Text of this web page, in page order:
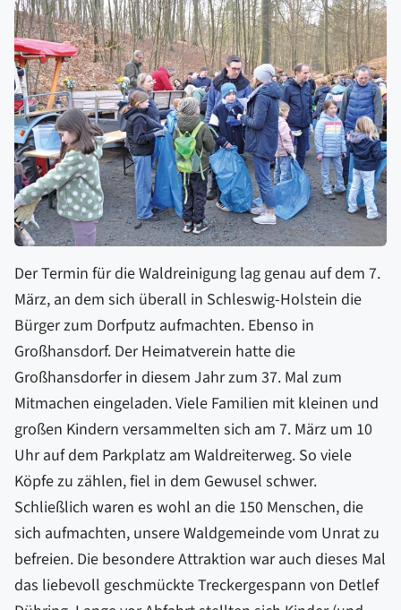
Der Termin für die Waldreinigung lag genau auf dem 7.
März, an dem sich überall in Schleswig-Holstein die
Bürger zum Dorfputz aufmachten. Ebenso in
Großhansdorf. Der Heimatverein hatte die
Großhansdorfer in diesem Jahr zum 37. Mal zum
Mitmachen eingeladen. Viele Familien mit kleinen und
großen Kindern versammelten sich am 7. März um 10
Uhr auf dem Parkplatz am Waldreiterweg. So viele
Köpfe zu zählen, fiel in dem Gewusel schwer.
Schließlich waren es wohl an die 150 Menschen, die
sich aufmachten, unsere Waldgemeinde vom Unrat zu
befreien. Die besondere Attraktion war auch dieses Mal
das liebevoll geschmückte Treckergespann von Detlef